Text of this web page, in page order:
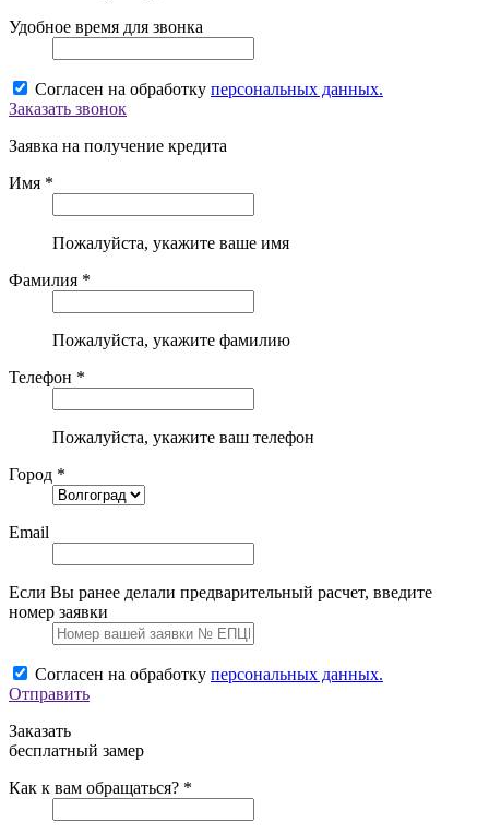
Удобное время для звонка
Согласен на обработку персональных данных.
Заказать звонок
Заявка на получение кредита
Имя *
Пожалуйста, укажите ваше имя
Фамилия *
Пожалуйста, укажите фамилию
Телефон *
Пожалуйста, укажите ваш телефон
Город *
Email
Если Вы ранее делали предварительный расчет, введите
номер заявки
Согласен на обработку персональных данных.
Отправить
Заказать
бесплатный замер
Как к вам обращаться? *